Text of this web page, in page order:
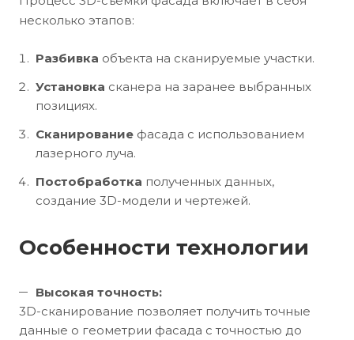
несколько этапов:
Разбивка объекта на сканируемые участки.
Установка сканера на заранее выбранных
позициях.
Сканирование фасада с использованием
лазерного луча.
Постобработка полученных данных,
создание 3D-модели и чертежей.
Особенности технологии
Высокая точность:
3D-сканирование позволяет получить точные
данные о геометрии фасада с точностью до